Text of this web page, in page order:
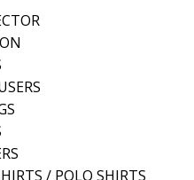
/ POLO SHIRTS